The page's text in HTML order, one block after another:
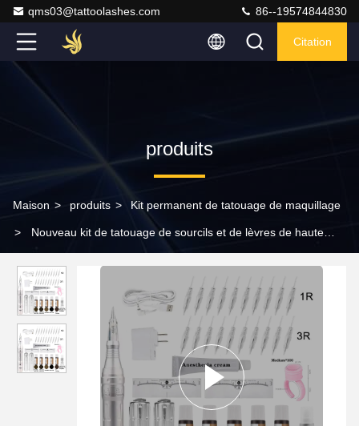
qms03@tattoolashes.com 86--19574844830
Citation
produits
Maison > produits > Kit permanent de tatouage de maquillage
> Nouveau kit de tatouage de sourcils et de lèvres de haute
cartouche d'aiguille permanent outils de maquillage adapté à l'art
corporel